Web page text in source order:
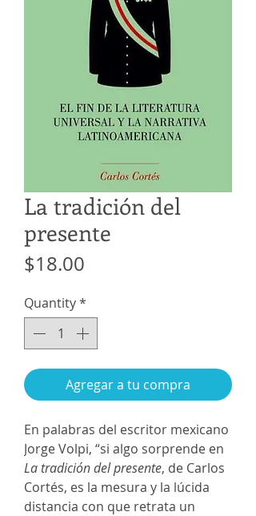
La tradición del
presente
$18.00
Quantity*
Agregar a tu compra
En palabras del escritor mexicano
Jorge Volpi, “si algo sorprende en
La tradición del presente, de Carlos
Cortés, es la mesura y la lúcida
distancia con que retrata un